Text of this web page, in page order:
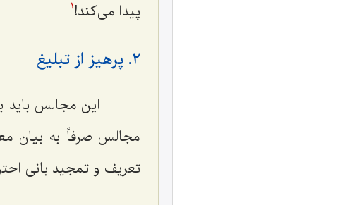
پیدا می‌کند!1
٢. پرهیز از تبلیغ
این مجالس باید
مجالس صرفاً به بیان
تعریف و تمجید بانی